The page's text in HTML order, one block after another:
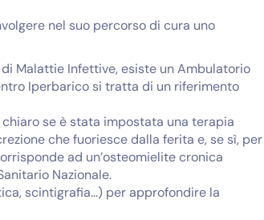
nel suo percorso di cura uno
Malattie Infettive, esiste un Ambulatorio
Iperbarico si tratta di un riferimento
se è stata impostata una terapia
che fuoriesce dalla ferita e, se sì, per
ad un’osteomielite cronica
Nazionale.
scintigrafia…) per approfondire la